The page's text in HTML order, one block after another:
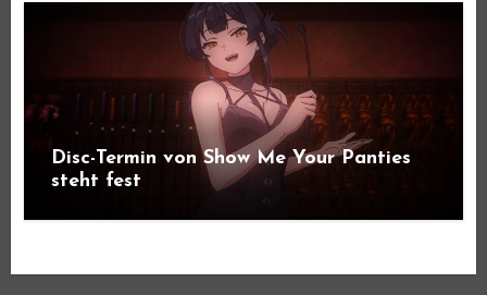
Disc-Termin von Show Me Your Panties
steht fest